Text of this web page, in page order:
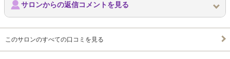
サロンからの返信コメントを見る
このサロンのすべての口コミを見る